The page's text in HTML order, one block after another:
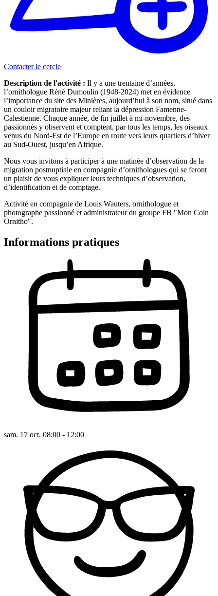
Contacter le cercle
Description de l'activité : Il y a une trentaine d’années,
l’ornithologue Réné Dumoulin (1948-2024) met en évidence
l’importance du site des Minières, aujourd’hui à son nom, situé dans
un couloir migratoire majeur reliant la dépression Famenne-
Calestienne. Chaque année, de fin juillet à mi-novembre, des
passionnés y observent et comptent, par tous les temps, les oiseaux
venus du Nord-Est de l’Europe en route vers leurs quartiers d’hiver
au Sud-Ouest, jusqu’en Afrique.
Nous vous invitons à participer à une matinée d’observation de la
migration postnuptiale en compagnie d’ornithologues qui se feront
un plaisir de vous expliquer leurs techniques d’observation,
d’identification et de comptage.
Activité en compagnie de Louis Wauters, ornithologue et
photographe passionné et administrateur du groupe FB "Mon Coin
Ornitho".
Informations pratiques
sam. 17 oct. 08:00 - 12:00